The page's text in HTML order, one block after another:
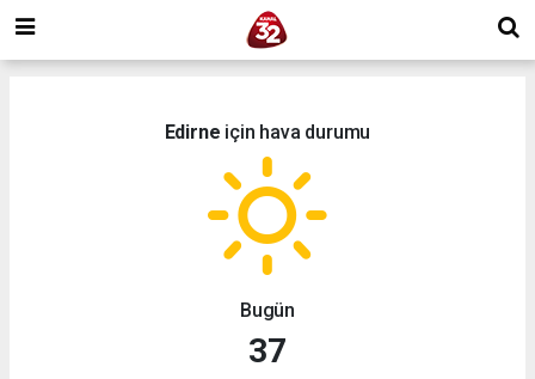
Edirne için hava durumu
Bugün
37